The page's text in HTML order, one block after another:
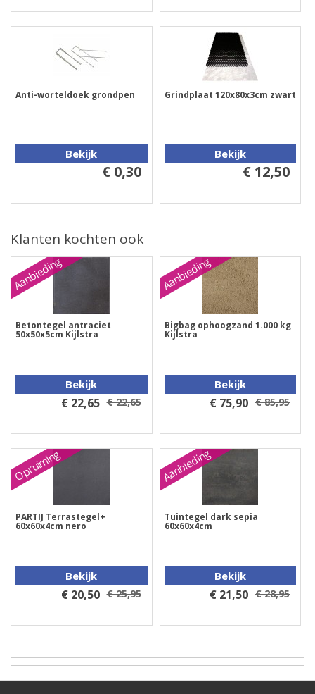
Anti-worteldoek grondpen
Bekijk
€ 0,30
Grindplaat 120x80x3cm zwart
Bekijk
€ 12,50
Klanten kochten ook
Aanbieding
Betontegel antraciet
50x50x5cm Kijlstra
Bekijk
€ 22,65 € 22,65
Aanbieding
Bigbag ophoogzand 1.000 kg
Kijlstra
Bekijk
€ 75,90 € 85,95
Opruiming
PARTIJ Terrastegel+
60x60x4cm nero
Bekijk
€ 20,50 € 25,95
Aanbieding
Tuintegel dark sepia
60x60x4cm
Bekijk
€ 21,50 € 28,95